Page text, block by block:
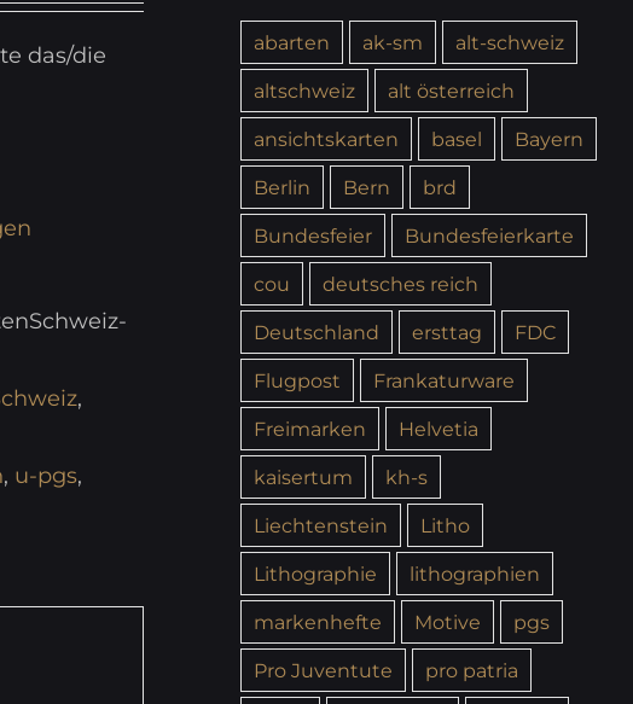
das/die
,
, u-pgs,
abarten ak-sm
alt-schweiz
altschweiz
alt österreich
ansichtskarten
basel
Bayern
Berlin
Bern
brd
Bundesfeier
Bundesfeierkarte
cou
deutsches reich
Deutschland
ersttag
FDC
Flugpost
Frankaturware
Freimarken
Helvetia
kaisertum
kh-s
Liechtenstein
Litho
Lithographie
lithographien
markenhefte
Motive
pgs
Pro Juventute
pro patria